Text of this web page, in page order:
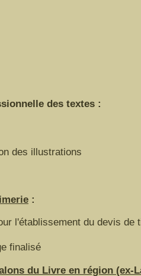
des textes :
des illustrations
:
l'établissement du devis de
finalisé
du Livre en région (ex-